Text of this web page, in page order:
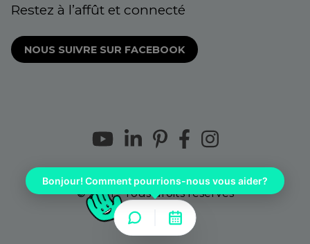
Restez à l’affût et connecté
NOUS SUIVRE SUR FACEBOOK
© 2021 - Tous droits réservés
Bonjour! Comment pourrions-nous vous aider?